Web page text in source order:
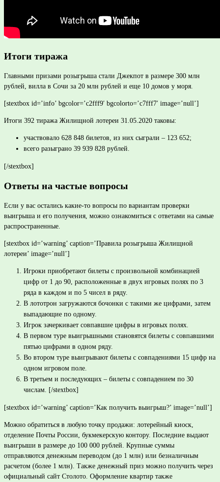
Итоги тиража
Главными призами розыгрыша стали Джекпот в размере 300 млн
рублей, вилла в Сочи за 20 млн рублей и еще 10 домов у моря.
[stextbox id=’info’ bgcolor=’c2fff9′ bgcolorto=’c7fff7′ image=’null’]
Итоги 392 тиража Жилищной лотереи 31.05.2020 таковы:
участвовало 628 848 билетов, из них сыграли – 123 652;
всего разыграно 39 939 828 рублей.
[/stextbox]
Ответы на частые вопросы
Если у вас остались какие-то вопросы по вариантам проверки
выигрыша и его получения, можно ознакомиться с ответами на самые
распространенные.
[stextbox id=’warning’ caption=’Правила розыгрыша Жилищной
лотереи’ image=’null’]
Игроки приобретают билеты с произвольной комбинацией
цифр от 1 до 90, расположенные в двух игровых полях по 3
ряда в каждом и по 5 чисел в ряду.
В лототрон загружаются бочонки с такими же цифрами, затем
выпадающие по одному.
Игрок зачеркивает совпавшие цифры в игровых полях.
В первом туре выигрышными становятся билеты с совпавшими
пятью цифрами в одном ряду.
Во втором туре выигрывают билеты с совпадениями 15 цифр на
одном игровом поле.
В третьем и последующих – билеты с совпадением по 30
числам. [/stextbox]
[stextbox id=’warning’ caption=’Как получить выигрыш?’ image=’null’]
Можно обратиться в любую точку продажи: лотерейный киоск,
отделение Почты России, букмекерскую контору. Последние выдают
выигрыши в размере до 100 000 рублей. Крупные суммы
отправляются денежным переводом (до 1 млн) или безналичным
расчетом (более 1 млн). Также денежный приз можно получить через
официальный сайт Столото. Оформление квартир также